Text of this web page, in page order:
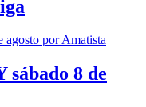
sábado 8 de